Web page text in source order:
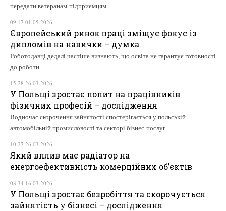
передати ветеранам-підприємцям
09:17 01.05.2026
Європейський ринок праці зміщує фокус із
дипломів на навички – думка
Роботодавці дедалі частіше визнають, що освіта не гарантує готовності
до роботи
15:28 26.03.2026
У Польщі зростає попит на працівників
фізичних професій – дослідження
Водночас скорочення зайнятості спостерігається у польській
автомобільній промисловості та секторі бізнес-послуг
10:27 26.03.2026
Який вплив має радіатор на
енергоефективність комерційних об’єктів
08:34 16.03.2026
У Польщі зростає безробіття та скорочується
зайнятість у бізнесі – дослідження